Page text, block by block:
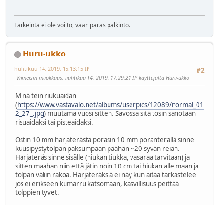
Tärkeintä ei ole voitto, vaan paras palkinto.
Huru-ukko
#2
huhtikuu 14, 2019, 15:13:15 IP
Viimeisin muokkaus: huhtikuu 14, 2019, 17:29:21 IP käyttäjältä Huru-ukko
Minä tein riukuaidan
(https://www.vastavalo.net/albums/userpics/12089/normal_01
2_27_.jpg) muutama vuosi sitten. Savossa sitä tosin sanotaan
risuaidaksi tai pisteaidaksi.
Ostin 10 mm harjaterästä porasin 10 mm poranterällä sinne
kuusipystytolpan paksumpaan päähän ~20 syvän reiän.
Harjateräs sinne sisälle (hiukan tiukka, vasaraa tarvitaan) ja
sitten maahan niin että jätin noin 10 cm tai hiukan alle maan ja
tolpan väliin rakoa. Harjateräksiä ei näy kun aitaa tarkastelee
jos ei erikseen kumarru katsomaan, kasvillisuus peittää
tolppien tyvet.